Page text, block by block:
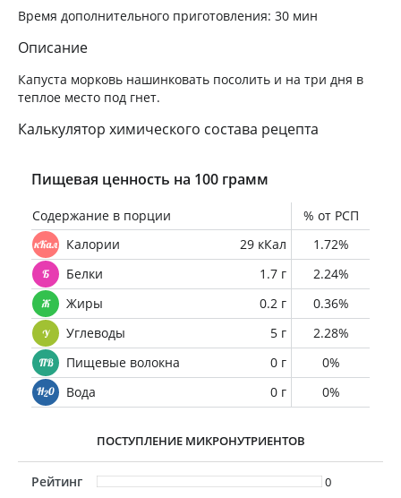
Время дополнительного приготовления: 30 мин
Описание
Капуста морковь нашинковать посолить и на три дня в
теплое место под гнет.
Калькулятор химического состава рецепта
Пищевая ценность на 100 грамм
Содержание в порции
% от РСП
Калории
29 кКал
1.72%
Белки
1.7 г
2.24%
Жиры
0.2 г
0.36%
Углеводы
5 г
2.28%
Пищевые волокна
0 г
0%
Вода
0 г 0%
ПОСТУПЛЕНИЕ МИКРОНУТРИЕНТОВ
Рейтинг
0